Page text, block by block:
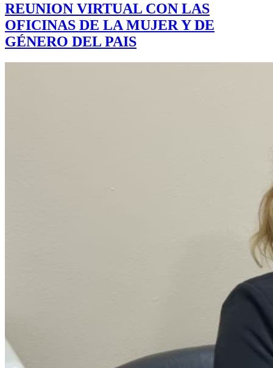
REUNION VIRTUAL CON LAS
OFICINAS DE LA MUJER Y DE
GÉNERO DEL PAIS